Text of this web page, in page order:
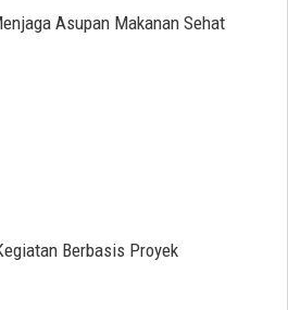
Asupan Makanan Sehat
Berbasis Proyek